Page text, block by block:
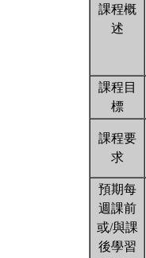
課程概
述
課程目
標
課程要
求
預期每
週課前
或/與課
後學習